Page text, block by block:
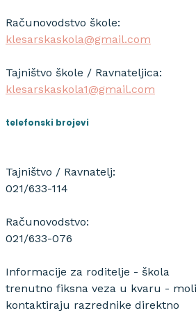
Računovodstvo škole:
klesarskaskola@gmail.com
Tajništvo škole / Ravnateljica:
klesarskaskola1@gmail.com
telefonski brojevi
Tajništvo / Ravnatelj:
021/633-114
Računovodstvo:
021/633-076
Informacije za roditelje - škola
trenutno fiksna veza u kvaru -
kontaktiraju razrednike direktno